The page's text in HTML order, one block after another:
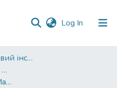
Log In (current)
Навчально-науковий інститут економіки, управління, права та інформаційних технологій
Кваліфікаційні роботи. ННІ економіки, управління, права та ІТ
073 «Менеджмент» - Магістри 2023-2024